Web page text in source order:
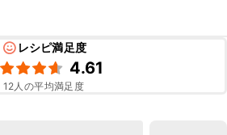
レシピ満足度
4.61
12人の平均満足度